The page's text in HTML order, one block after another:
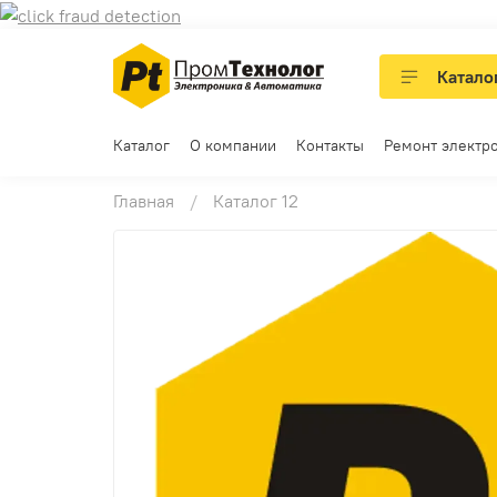
Каталог О компании Контакты Ремонт
Главная Каталог 12